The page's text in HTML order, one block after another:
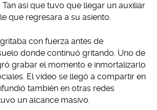
así que tuvo que llegar un auxiliar
que regresara a su asiento.
con fuerza antes de
donde continuó gritando. Uno de
grabar el momento e inmortalizarlo
El video se llegó a compartir en
también en otras redes
un alcance masivo.